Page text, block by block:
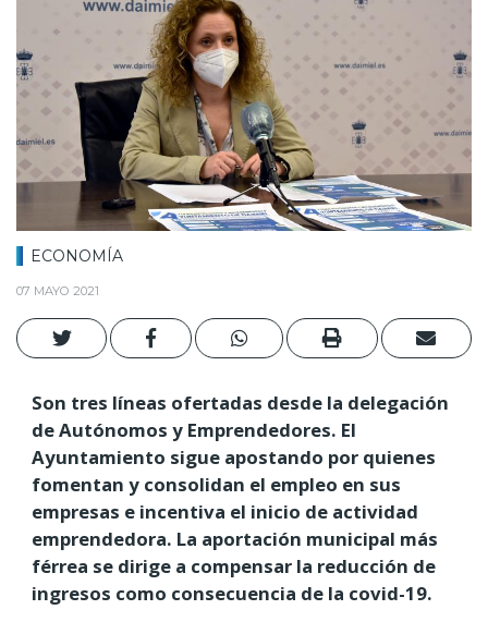
ECONOMÍA
07 MAYO 2021
Son tres líneas ofertadas desde la delegación
de Autónomos y Emprendedores. El
Ayuntamiento sigue apostando por quienes
fomentan y consolidan el empleo en sus
empresas e incentiva el inicio de actividad
emprendedora. La aportación municipal más
férrea se dirige a compensar la reducción de
ingresos como consecuencia de la covid-19.